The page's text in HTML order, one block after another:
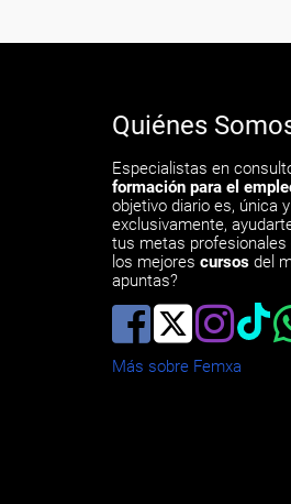
Quiénes
Especialistas en
formación para el
objetivo diario es, única y
exclusivamente,
tus metas
los mejores cursos del
apuntas?
Más sobre Femxa